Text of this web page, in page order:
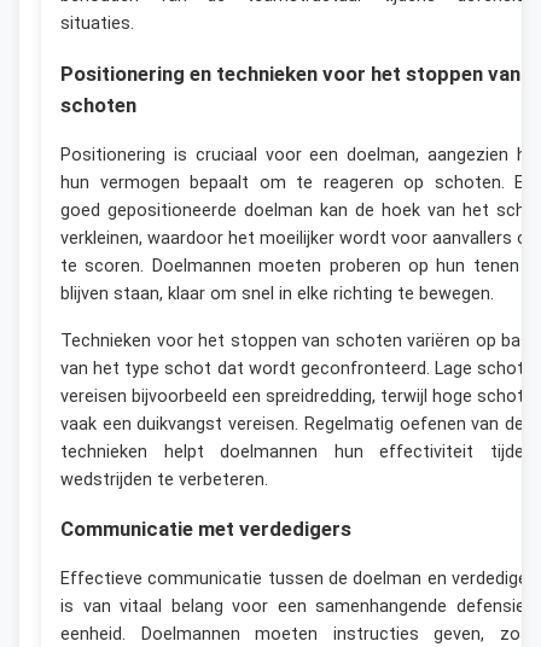
situaties.
Positionering en technieken voor het stoppen van
schoten
Positionering is cruciaal voor een doelman, aangezien
hun vermogen bepaalt om te reageren op schoten.
goed gepositioneerde doelman kan de hoek van het
verkleinen, waardoor het moeilijker wordt voor aanvallers
te scoren. Doelmannen moeten proberen op hun tenen
blijven staan, klaar om snel in elke richting te bewegen.
Technieken voor het stoppen van schoten variëren op
van het type schot dat wordt geconfronteerd. Lage
vereisen bijvoorbeeld een spreidredding, terwijl hoge
vaak een duikvangst vereisen. Regelmatig oefenen van
technieken helpt doelmannen hun effectiviteit
wedstrijden te verbeteren.
Communicatie met verdedigers
Effectieve communicatie tussen de doelman en
is van vitaal belang voor een samenhangende
eenheid. Doelmannen moeten instructies geven,